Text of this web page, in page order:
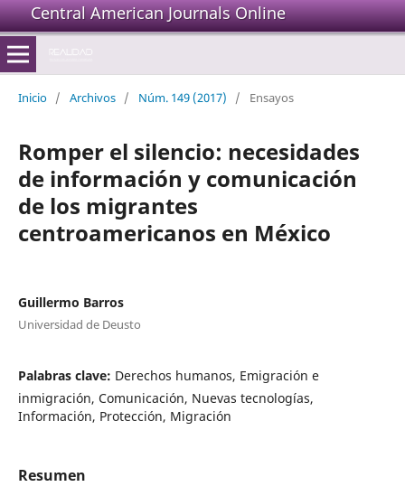
Central American Journals Online
Inicio / Archivos / Núm. 149 (2017) / Ensayos
Romper el silencio: necesidades
de información y comunicación
de los migrantes
centroamericanos en México
Guillermo Barros
Universidad de Deusto
Palabras clave: Derechos humanos, Emigración e
inmigración, Comunicación, Nuevas tecnologías,
Información, Protección, Migración
Resumen